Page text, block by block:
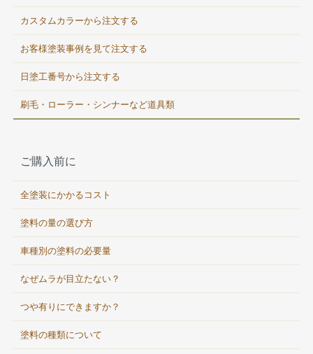
カスタムカラーから注文する
お客様塗装事例を見て注文する
日塗工番号から注文する
刷毛・ローラー・シンナーなど道具類
ご購入前に
全塗装にかかるコスト
塗料の量の選び方
車種別の塗料の必要量
なぜムラが目立たない？
つや有りにできますか？
塗料の種類について